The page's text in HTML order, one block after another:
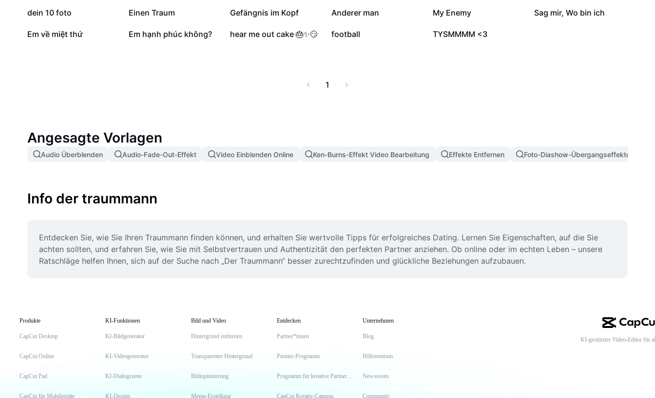
2227
dein 10 foto 1299
Einen Traum 1276
Gefängnis im Kopf 1227
Anderer man 181
My Enemy 152
Sag mir, Wo bin ich
98
Em về miệt thứ 62
Em hạnh phúc không? 2
hear me out cake 🎂✨😏 1
football 1
TYSMMMM <3
1
Angesagte Vorlagen
Audio Überblenden Audio-Fade-Out-Effekt Video Einblenden Online Ken-Burns-Effekt Video Bearbeitung Effekte Entfernen Foto-Diashow-Übergangseffekte
Info der traummann
Entdecken Sie, wie Sie Ihren Traummann finden können, und erhalten Sie wertvolle Tipps für erfolgreiches Dating. Lernen Sie Eigenschaften, auf die Sie
achten sollten, und erfahren Sie, wie Sie mit Selbstvertrauen und Authentizität den perfekten Partner anziehen. Ob online oder im echten Leben – unsere
Ratschläge helfen Ihnen, sich auf der Suche nach „Der Traummann“ besser zurechtzufinden und glückliche Beziehungen aufzubauen.
Produkte
CapCut Desktop
CapCut Online
CapCut Pad
CapCut für Mobilgeräte
KI-Funktionen
KI-Bildgenerator
KI-Videogenerator
KI-Dialogszene
KI-Design
Bild und Video
Hintergrund entfernen
Transparenter Hintergrund
Bildoptimierung
Meme-Erstellung
Entdecken
Partner*innen
Pionier-Programm
Programm für kreative Partner*innen
CapCut Kreativ-Campus
Unternehmen
Blog
Hilfezentrum
Newsroom
Community
KI-gestützter Video-Editor für